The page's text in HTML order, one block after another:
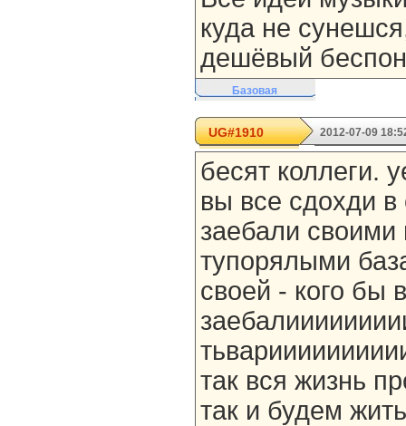
куда не
дешёвый
Базовая
UG#1910 2012-07-09
бесят коллеги.
вы все сдохди
заебали
тупорялыми
своей - кого бы
так вся жизнь
так и будем